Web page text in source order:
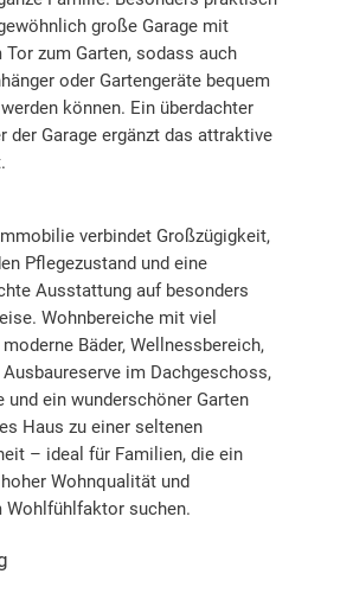
große Garage mit
zum Garten, sodass auch
oder Gartengeräte bequem
können. Ein überdachter
der Garage ergänzt das attraktive
verbindet Großzügigkeit,
Pflegezustand und eine
Ausstattung auf besonders
Wohnbereiche mit viel
Bäder, Wellnessbereich,
im Dachgeschoss,
und ein wunderschöner Garten
Haus zu einer seltenen
– ideal für Familien, die ein
Wohnqualität und
Wohlfühlfaktor suchen.